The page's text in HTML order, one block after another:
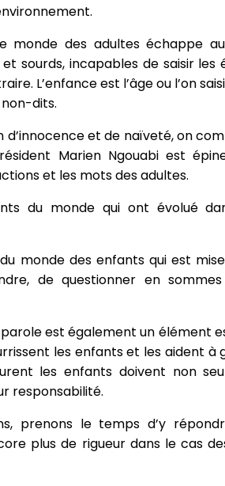
monde des adultes échappe
sourds, incapables de saisir les
L’enfance est l’âge ou l’on
dits.
d’innocence et de naïveté, on
Marien Ngouabi est
et les mots des adultes.
du monde qui ont évolué
monde des enfants qui est mise
de questionner en
est également un élément
les enfants et les aident à
les enfants doivent non
responsabilité.
prenons le temps d’y
plus de rigueur dans le cas